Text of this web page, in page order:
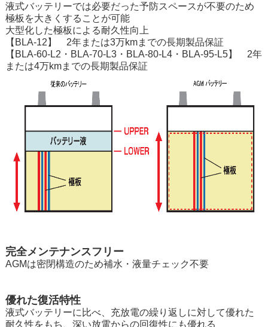
液式バッテリーでは必要だった予防スペースが不要のため
極板を大きくすることが可能
大型化した極板による耐久性向上
【BLA-12】 2年または3万kmまでの長期製品保証
【BLA-60-L2・BLA-70-L3・BLA-80-L4・BLA-95-L5】 2年
または4万kmまでの長期製品保証
完全メンテナンスフリー
AGMは密閉構造のため補水・液量チェック不要
優れた復活特性
液式バッテリーに比べ、充放電の繰り返しに対して優れた
耐久性をもち、深い放電からの回復性にも優れる